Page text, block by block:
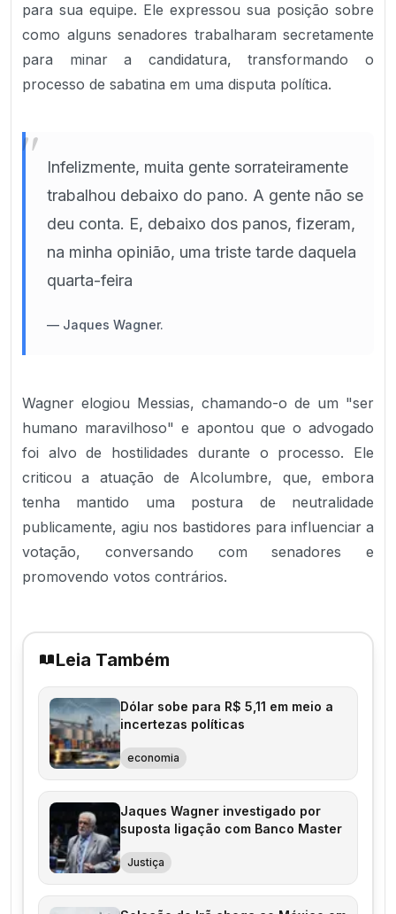
para sua equipe. Ele expressou sua posição sobre
como alguns senadores trabalharam secretamente
para minar a candidatura, transformando o
processo de sabatina em uma disputa política.
"
Infelizmente, muita gente sorrateiramente
trabalhou debaixo do pano. A gente não se
deu conta. E, debaixo dos panos, fizeram,
na minha opinião, uma triste tarde daquela
quarta-feira
— Jaques Wagner.
Wagner elogiou Messias, chamando-o de um "ser
humano maravilhoso" e apontou que o advogado
foi alvo de hostilidades durante o processo. Ele
criticou a atuação de Alcolumbre, que, embora
tenha mantido uma postura de neutralidade
publicamente, agiu nos bastidores para influenciar a
votação, conversando com senadores e
promovendo votos contrários.
Leia Também
Dólar sobe para R$ 5,11 em meio a
incertezas políticas
economia
Jaques Wagner investigado por
suposta ligação com Banco Master
Justiça